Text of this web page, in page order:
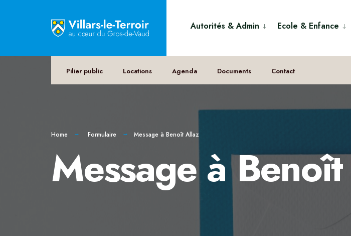
Autorités & Admin Ecole & Enfance
Pilier public Locations Agenda Documents Contact
Home Formulaire Message à Benoît Allaz
Message à